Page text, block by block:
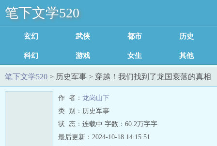
笔下文学520
玄幻魔法 武侠修真 都市言情 历史军事
科幻灵异 游戏竞技 女生耽美 其他类型
足迹记录
笔下文学520 > 历史军事 > 穿越！我们找到了龙国衰落的真相
作 者： 龙岗山下
类 别：历史军事
状 态：连载中 字数：60.2万字字
最后更新：2024-10-18 14:15:51